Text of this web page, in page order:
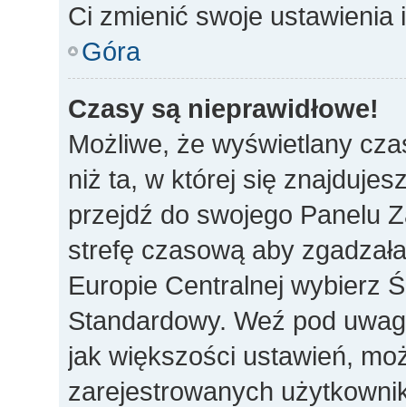
Ci zmienić swoje ustawienia
Góra
Czasy są nieprawidłowe!
Możliwe, że wyświetlany
niż ta, w której się
przejdź do swojego Panelu
strefę czasową aby
Europie Centralnej wybierz
Standardowy. Weź pod
jak większości ustawień,
zarejestrowanych